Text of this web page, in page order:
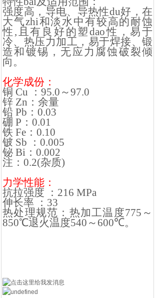
强度高，导电、导热性du好，在
大气zhi和淡水中有较高的耐蚀
性 , 且有良好的塑dao性，易于
冷、热压力加工，易于焊接、锻
造和镀锡，无应力腐蚀破裂倾
向。
化学成份：
铜 Cu ： 95.0 ～97.0
锌 Zn ：余量
铅 Pb ： 0.03
硼 P ： 0.01
铁 Fe ： 0.10
铍 Sb ： 0.005
铋 Bi ： 0.002
注： 0.2(杂质)
力学性能：
抗拉强度
： 216 MPa
伸长率
： 33
热处理规范：热加工温度775 ～
850℃退火温度540 ～ 600℃。